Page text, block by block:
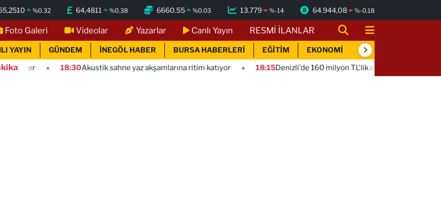
%0.32 64,4811 %0.38 6660.55 %0.03 13.779 %-14 64.944,08 %-0.18
Foto Galeri Videolar Yazarlar Canlı Yayın RESMİ İLANLAR
YAYIN GÜNDEM İNEGÖL HABER BURSA HABERLERİ EĞİTİM EKONOMİ SİYASET
18:30 Akustik sahne yaz akşamlarına ritim katıyor 18:15 Denizli'de 160 milyon TL'lik alt ve üstyapı yatırımı